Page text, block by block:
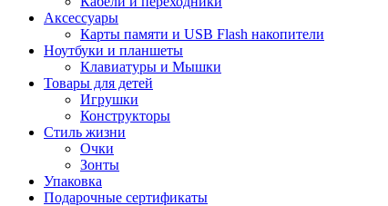
Аксессуары
Карты памяти и USB Flash накопители
Ноутбуки и планшеты
Клавиатуры и Мышки
Товары для детей
Игрушки
Конструкторы
Стиль жизни
Очки
Зонты
Упаковка
Подарочные сертификаты